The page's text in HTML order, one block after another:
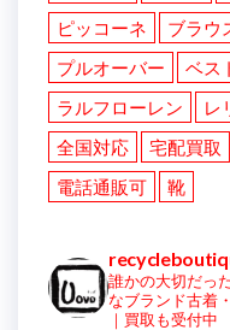
ピッコーネ
ブラウ
プルオーバー
ベス
ラルフローレン
レ
全国対応
宅配買取
電話通販可
靴
誰かの大切だっ
なブランド古着
｜買取も受付中